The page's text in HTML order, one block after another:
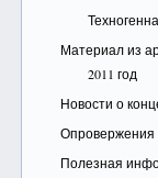
Материал из
2011 год
Новости о
Опровержения
Полезная